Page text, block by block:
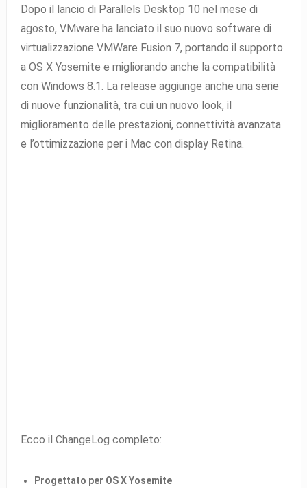
Dopo il lancio di Parallels Desktop 10 nel mese di
agosto, VMware ha lanciato il suo nuovo software di
virtualizzazione VMWare Fusion 7, portando il supporto
a OS X Yosemite e migliorando anche la compatibilità
con Windows 8.1. La release aggiunge anche una serie
di nuove funzionalità, tra cui un nuovo look, il
miglioramento delle prestazioni, connettività avanzata
e l’ottimizzazione per i Mac con display Retina.
Ecco il ChangeLog completo:
Progettato per OS X Yosemite